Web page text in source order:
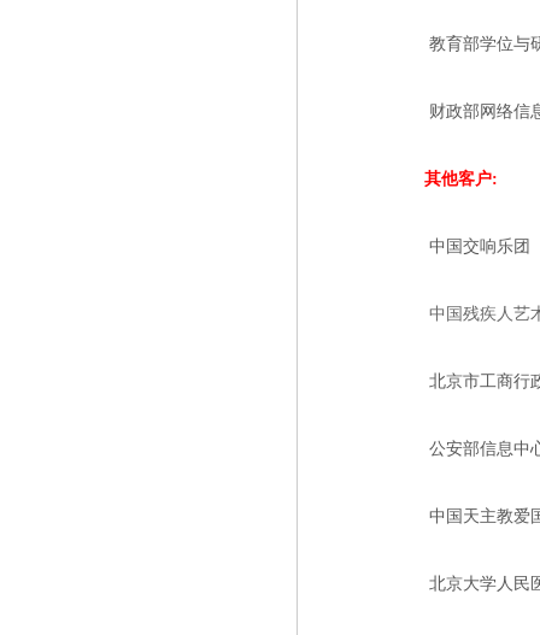
教育部学位与
财政部网络信
其他客户:
中国交响乐团
中国残疾人艺
北京市工商行
公安部信息中
中国天主教爱
北京大学人民